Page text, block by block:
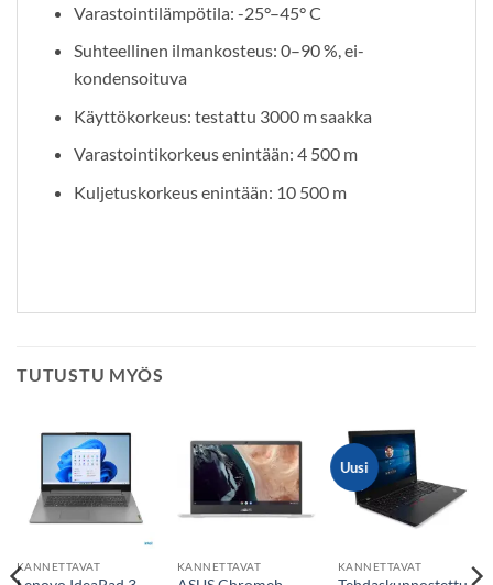
Varastointilämpötila: -25°–45° C
Suhteellinen ilmankosteus: 0–90 %, ei-
kondensoituva
Käyttökorkeus: testattu 3000 m saakka
Varastointikorkeus enintään: 4 500 m
Kuljetuskorkeus enintään: 10 500 m
TUTUSTU MYÖS
KANNETTAVAT KANNETTAVAT
Uusi
KANNETTAVAT